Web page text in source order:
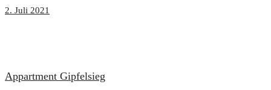
2. Juli 2021
Appartment Gipfelsieg